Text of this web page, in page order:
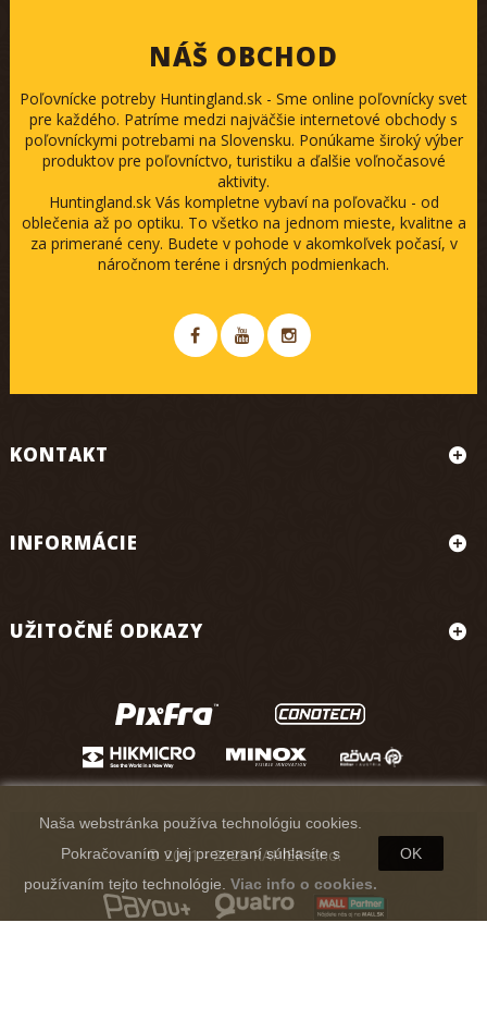
NÁŠ OBCHOD
Poľovnícke potreby Huntingland.sk - Sme online poľovnícky svet
pre každého. Patríme medzi najväčšie internetové obchody s
poľovníckymi potrebami na Slovensku. Ponúkame široký výber
produktov pre poľovníctvo, turistiku a ďalšie voľnočasové
aktivity.
Huntingland.sk Vás kompletne vybaví na poľovačku - od
oblečenia až po optiku. To všetko na jednom mieste, kvalitne a
za primerané ceny. Budete v pohode v akomkoľvek počasí, v
náročnom teréne i drsných podmienkach.
KONTAKT
INFORMÁCIE
UŽITOČNÉ ODKAZY
Naša webstránka používa technológiu cookies.
Pokračovaním v jej prezeraní súhlasíte s
používaním tejto technológie. Viac info o cookies.
OK
© 2011 - 2025 RAPIER s.r.o.